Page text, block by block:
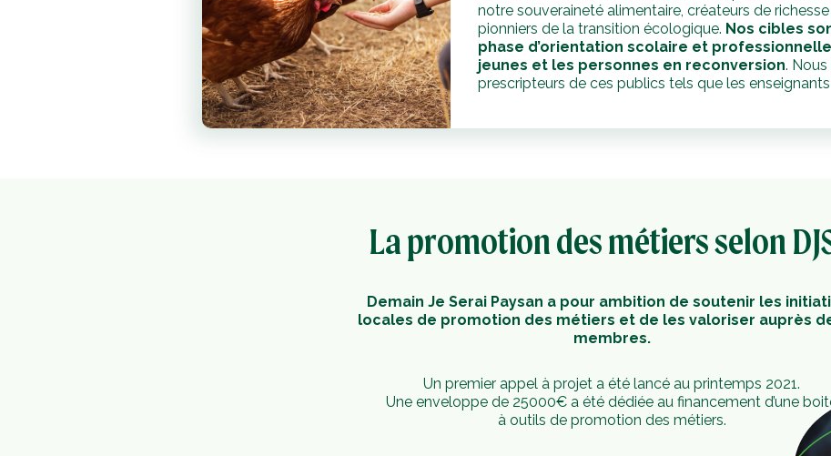
notre souveraineté alimentaire, créateurs de
pionniers de la transition écologique. Nos cibles
phase d’orientation scolaire et
jeunes et les personnes en reconversion.
prescripteurs de ces publics tels que les
La promotion des métiers selon
Demain Je Serai Paysan a pour ambition de soutenir les
locales de promotion des métiers et de les valoriser auprès
membres.
Un premier appel à projet a été lancé au printemps 2021.
Une enveloppe de 25000€ a été dédiée au financement d’une
à outils de promotion des métiers.